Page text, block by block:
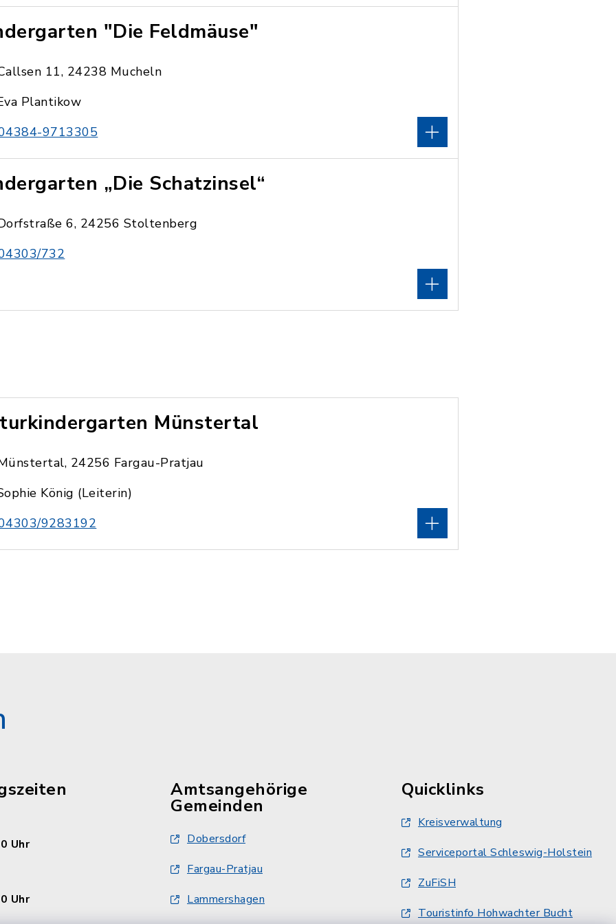
"Die Feldmäuse"
11, 24238 Mucheln
Plantikow
9713305
„Die Schatzinsel“
6, 24256 Stoltenberg
732
Münstertal
24256 Fargau-Pratjau
König (Leiterin)
9283192
Uhr
Uhr
Amtsangehörige
Gemeinden
Dobersdorf
Fargau-Pratjau
Lammershagen
Quicklinks
Kreisverwaltung
Serviceportal Schleswig-Holstein
ZuFiSH
Touristinfo Hohwachter Bucht